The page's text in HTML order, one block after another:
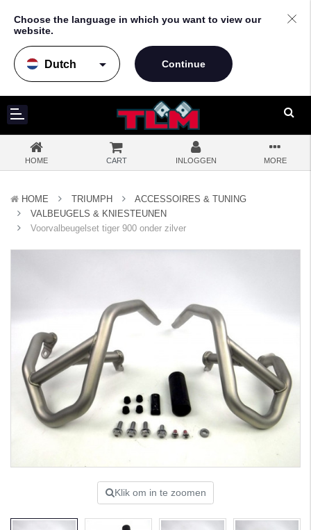
Choose the language in which you want to view our
website.
arrow_drop_down
HOME CART INLOGGEN MORE
HOME TRIUMPH
ACCESSOIRES & TUNING
VALBEUGELS & KNIESTEUNEN
Voorvalbeugelset tiger 900 onder zilver
Klik om in te zoomen